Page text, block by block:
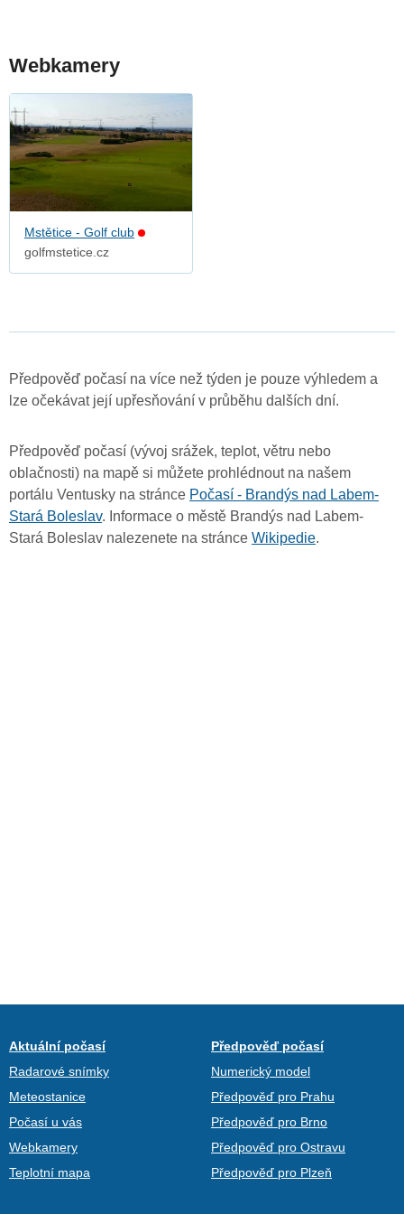
Webkamery
Mstětice - Golf club
golfmstetice.cz
Předpověď počasí na více než týden je pouze výhledem a
lze očekávat její upřesňování v průběhu dalších dní.
Předpověď počasí (vývoj srážek, teplot, větru nebo
oblačnosti) na mapě si můžete prohlédnout na našem
portálu Ventusky na stránce Počasí - Brandýs nad Labem-
Stará Boleslav. Informace o městě Brandýs nad Labem-
Stará Boleslav nalezenete na stránce Wikipedie.
Aktuální počasí
Radarové snímky
Meteostanice
Počasí u vás
Webkamery
Teplotní mapa
Předpověď počasí
Numerický model
Předpověď pro Prahu
Předpověď pro Brno
Předpověď pro Ostravu
Předpověď pro Plzeň